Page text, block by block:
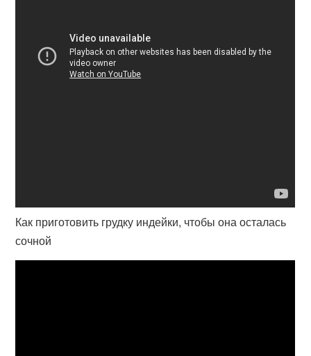
Как приготовить грудку индейки, чтобы она осталась
сочной